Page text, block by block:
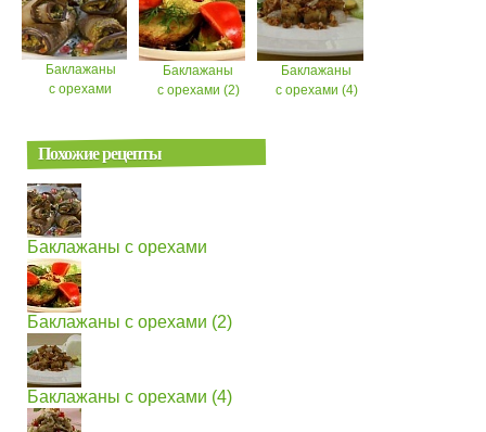
Баклажаны
с орехами
Баклажаны
с орехами (2)
Баклажаны
с орехами (4)
Похожие рецепты
Баклажаны с орехами
Баклажаны с орехами (2)
Баклажаны с орехами (4)